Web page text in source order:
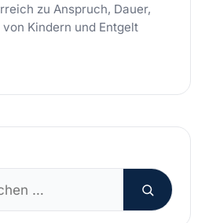
zu Anspruch, Dauer,
Kindern und Entgelt